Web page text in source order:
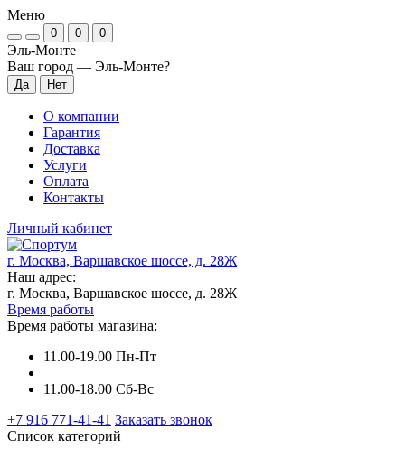
Меню
0 0 0
Эль-Монте
Ваш город — Эль-Монте?
О компании
Гарантия
Доставка
Услуги
Оплата
Контакты
Личный кабинет
г. Москва, Варшавское шоссе, д. 28Ж
Наш адрес:
г. Москва, Варшавское шоссе, д. 28Ж
Время работы
Время работы магазина:
11.00-19.00 Пн-Пт
11.00-18.00 Сб-Вс
+7 916 771-41-41 Заказать звонок
Список категорий